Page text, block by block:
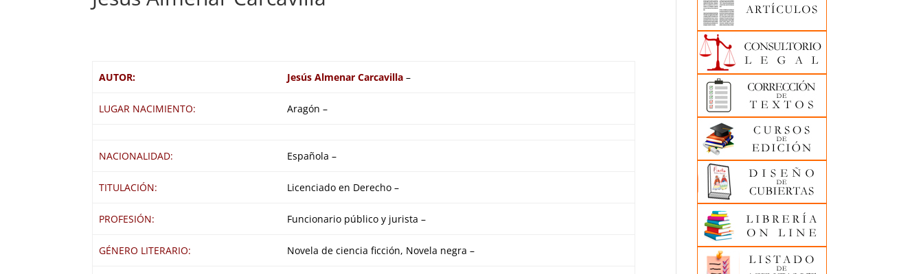
AUTOR: Jesús Almenar Carcavilla–
LUGAR NACIMIENTO: Aragón –
NACIONALIDAD: Española –
TITULACIÓN: Licenciado en Derecho –
PROFESIÓN: Funcionario público y jurista –
GÉNERO LITERARIO: Novela de ciencia ficción, Novela negra –